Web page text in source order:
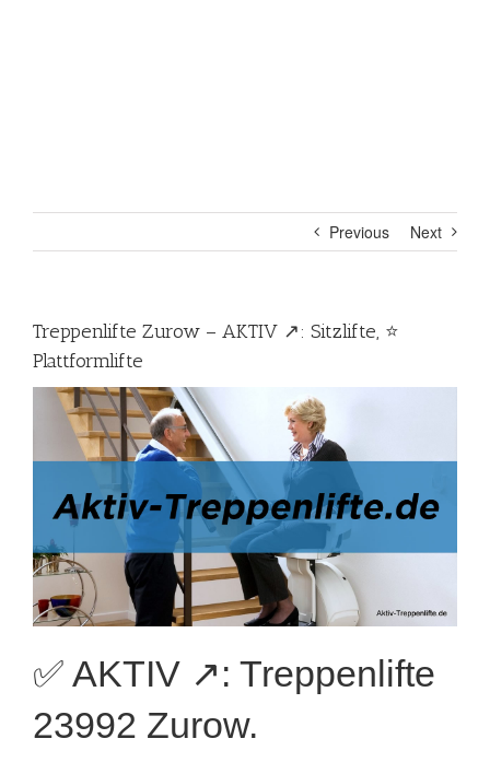
Previous Next
Treppenlifte Zurow – AKTIV ↗️: Sitzlifte, ⭐
Plattformlifte
✅ AKTIV ↗️: Treppenlifte
23992 Zurow.